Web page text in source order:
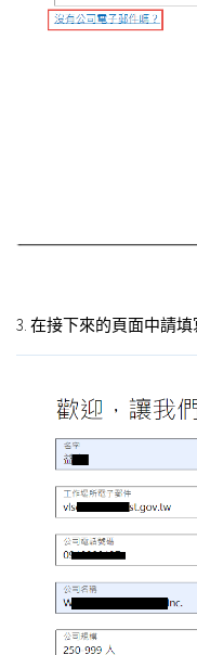
3. 在接下來的頁面中請